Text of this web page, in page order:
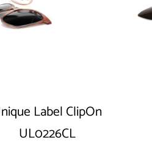
Label ClipOn
UL0226CL